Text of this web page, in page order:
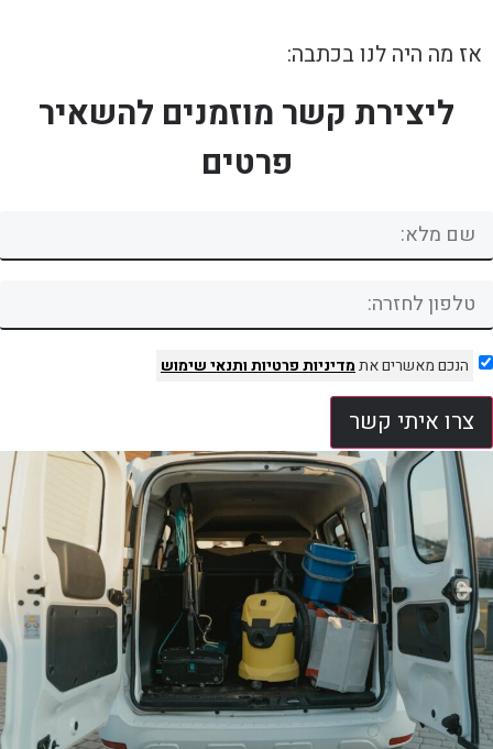
אז מה היה לנו בכתבה:
ליצירת קשר מוזמנים להשאיר
פרטים
הנכם מאשרים אתמדיניות פרטיותותנאי שימוש
צרו איתי קשר